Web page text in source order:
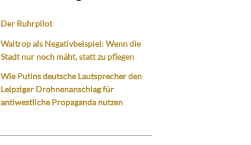
Der Ruhrpilot
Waltrop als Negativbeispiel: Wenn die
Stadt nur noch mäht, statt zu pflegen
Wie Putins deutsche Lautsprecher den
Leipziger Drohnenanschlag für
antiwestliche Propaganda nutzen